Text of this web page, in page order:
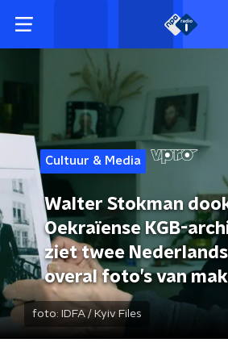
Cultuur & Media
Walter Stokman
Oekraïense KGB-
ziet twee
overal foto’s van
foto: IDFA / Kyiv Files